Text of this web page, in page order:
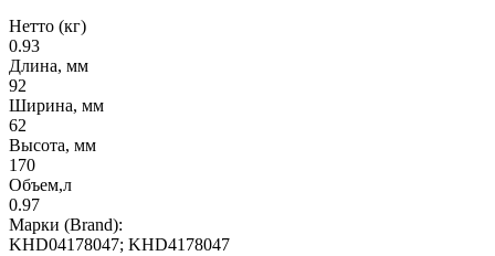
Нетто (кг)
0.93
Длина, мм
92
Ширина, мм
62
Высота, мм
170
Объем,л
0.97
Марки (Brand):
KHD04178047; KHD4178047